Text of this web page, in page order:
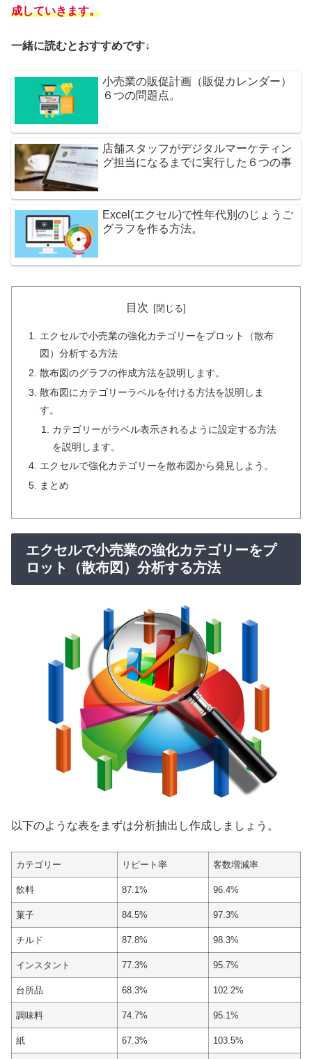
成していきます。
一緒に読むとおすすめです↓
小売業の販促計画（販促カレンダー）
６つの問題点。
店舗スタッフがデジタルマーケティン
グ担当になるまでに実行した６つの事
Excel(エクセル)で性年代別のじょうご
グラフを作る方法。
目次
エクセルで小売業の強化カテゴリーをプロット（散布
図）分析する方法
散布図のグラフの作成方法を説明します。
散布図にカテゴリーラベルを付ける方法を説明しま
す。
カテゴリーがラベル表示されるように設定する方法
を説明します。
エクセルで強化カテゴリーを散布図から発見しよう。
まとめ
エクセルで小売業の強化カテゴリーをプ
ロット（散布図）分析する方法
以下のような表をまずは分析抽出し作成しましょう。
カテゴリー リピート率 客数増減率
飲料 87.1% 96.4%
菓子 84.5% 97.3%
チルド 87.8% 98.3%
インスタント 77.3% 95.7%
台所品 68.3% 102.2%
調味料 74.7% 95.1%
紙 67.3% 103.5%